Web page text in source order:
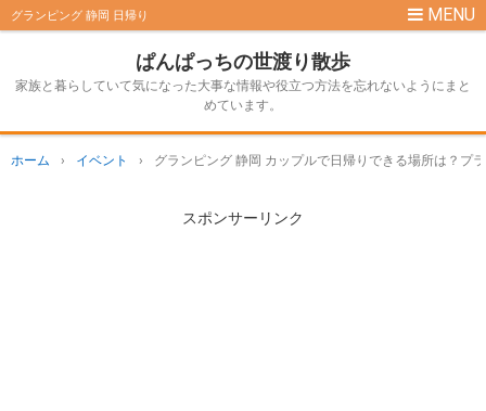
グランピング 静岡 日帰り
ぱんぱっちの世渡り散歩
家族と暮らしていて気になった大事な情報や役立つ方法を忘れないようにまと
めています。
ホーム › イベント › グランピング 静岡 カップルで日帰りできる場所は？プ
スポンサーリンク